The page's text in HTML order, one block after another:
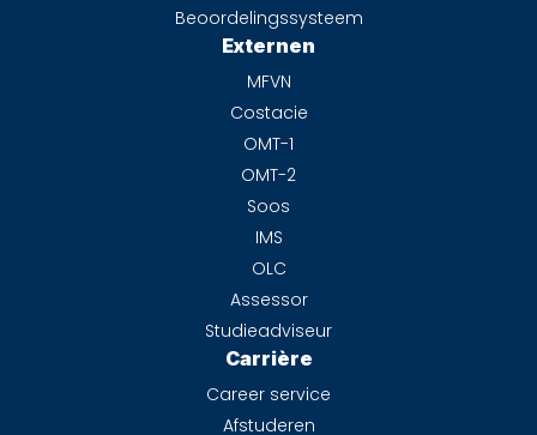
Beoordelingssysteem
Externen
MFVN
Costacie
OMT-1
OMT-2
Soos
IMS
OLC
Assessor
Studieadviseur
Carrière
Career service
Afstuderen